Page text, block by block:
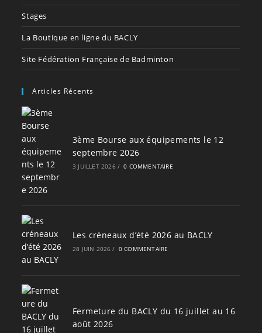
Stages
La Boutique en ligne du BACLY
Site Fédération Française de Badminton
Articles Récents
3ème Bourse aux équipements le 12
septembre 2026
3 JUILLET 2026 / 0 COMMENTAIRE
Les créneaux d’été 2026 au BACLY
28 JUIN 2026 / 0 COMMENTAIRE
Fermeture du BACLY du 16 juillet au 16
août 2026